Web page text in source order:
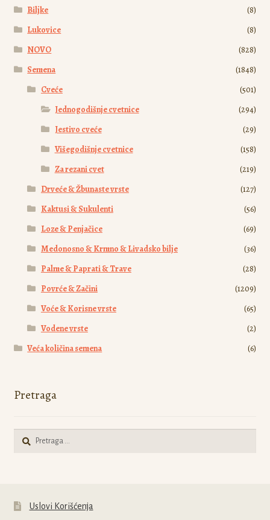
na
stranici
Biljke
(8)
Lukovice
(8)
NOVO
(828)
Semena
(1848)
Cveće
(501)
Jednogodišnje cvetnice
(294)
Jestivo cveće
(29)
Višegodišnje cvetnice
(158)
Za rezani cvet
(219)
Drveće & Žbunaste vrste
(127)
Kaktusi & Sukulenti
(56)
Loze & Penjačice
(69)
Medonosno & Krmno & Livadsko bilje
(36)
Palme & Paprati & Trave
(28)
Povrće & Začini
(1209)
Voće & Korisne vrste
(65)
Vodene vrste
(2)
Veća količina semena
(6)
Pretraga
Pretraga
Uslovi Korišćenja